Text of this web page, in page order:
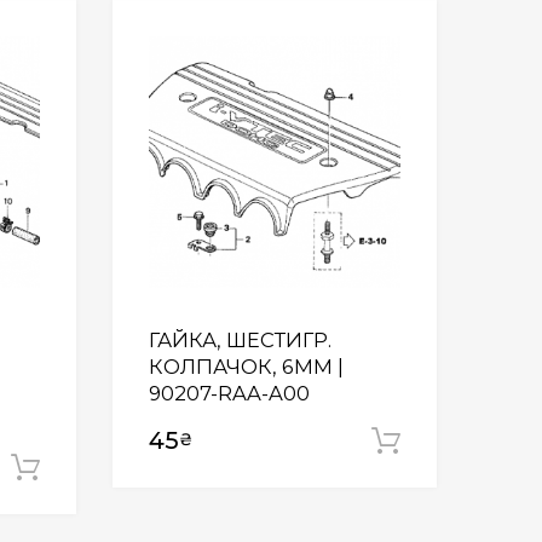
ГАЙКА, ШЕСТИГР.
КОЛПАЧОК, 6MM |
90207-RAA-A00
45₴